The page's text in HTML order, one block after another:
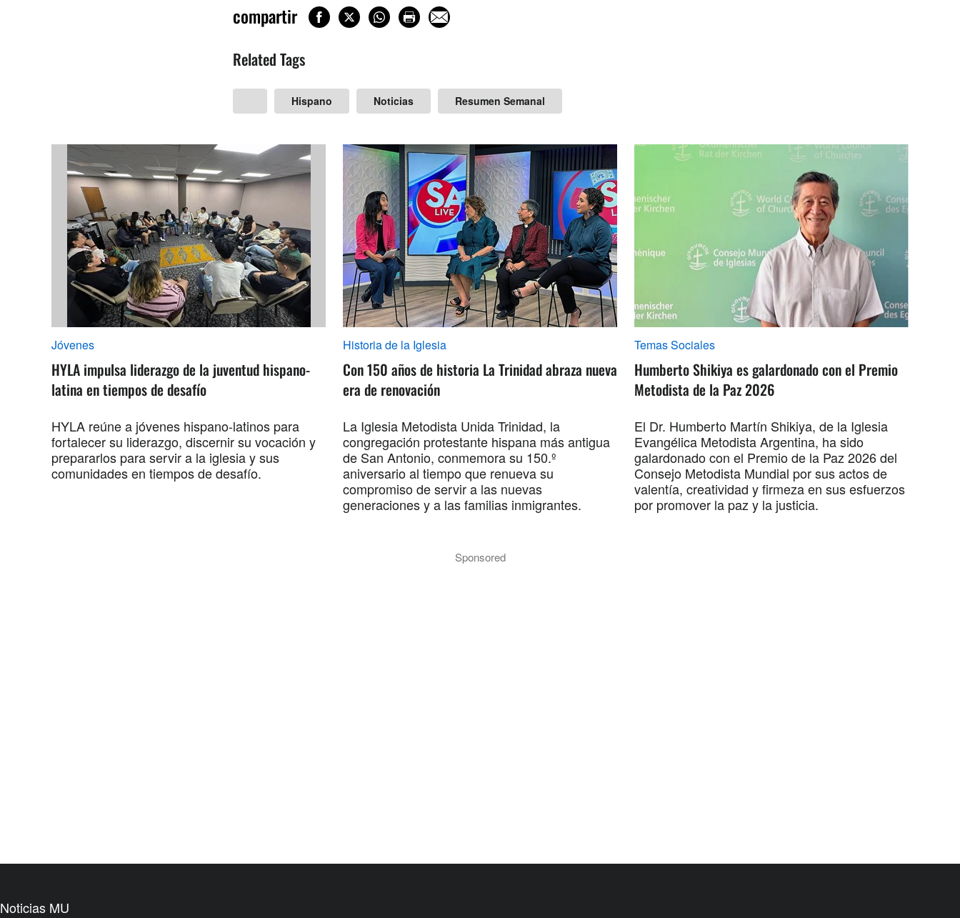
compartir
Related Tags
Hispano Noticias Resumen Semanal
Jóvenes
HYLA impulsa liderazgo de la juventud hispano-
latina en tiempos de desafío
HYLA reúne a jóvenes hispano-latinos para
fortalecer su liderazgo, discernir su vocación y
prepararlos para servir a la iglesia y sus
comunidades en tiempos de desafío.
Historia de la Iglesia
Con 150 años de historia La Trinidad abraza nueva
era de renovación
La Iglesia Metodista Unida Trinidad, la
congregación protestante hispana más antigua
de San Antonio, conmemora su 150.º
aniversario al tiempo que renueva su
compromiso de servir a las nuevas
generaciones y a las familias inmigrantes.
Temas Sociales
Humberto Shikiya es galardonado con el Premio
Metodista de la Paz 2026
El Dr. Humberto Martín Shikiya, de la Iglesia
Evangélica Metodista Argentina, ha sido
galardonado con el Premio de la Paz 2026 del
Consejo Metodista Mundial por sus actos de
valentía, creatividad y firmeza en sus esfuerzos
por promover la paz y la justicia.
Sponsored
Noticias MU